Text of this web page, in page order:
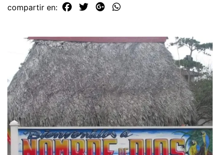
compartir en: